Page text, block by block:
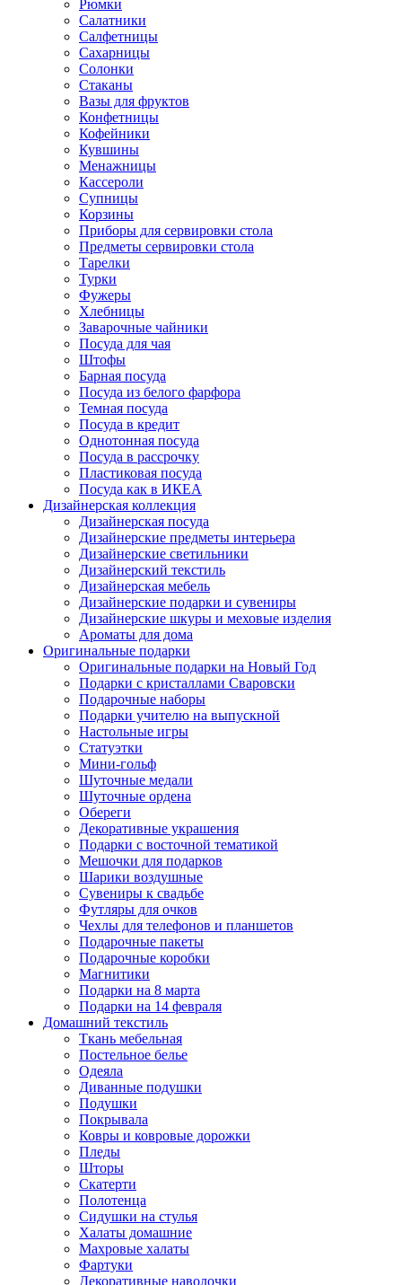
Рюмки
Салатники
Салфетницы
Сахарницы
Солонки
Стаканы
Вазы для фруктов
Конфетницы
Кофейники
Кувшины
Менажницы
Кассероли
Супницы
Корзины
Приборы для сервировки стола
Предметы сервировки стола
Тарелки
Турки
Фужеры
Хлебницы
Заварочные чайники
Посуда для чая
Штофы
Барная посуда
Посуда из белого фарфора
Темная посуда
Посуда в кредит
Однотонная посуда
Посуда в рассрочку
Пластиковая посуда
Посуда как в ИКЕА
Дизайнерская коллекция
Дизайнерская посуда
Дизайнерские предметы интерьера
Дизайнерские светильники
Дизайнерский текстиль
Дизайнерская мебель
Дизайнерские подарки и сувениры
Дизайнерские шкуры и меховые изделия
Ароматы для дома
Оригинальные подарки
Оригинальные подарки на Новый Год
Подарки с кристаллами Сваровски
Подарочные наборы
Подарки учителю на выпускной
Настольные игры
Статуэтки
Мини-гольф
Шуточные медали
Шуточные ордена
Обереги
Декоративные украшения
Подарки с восточной тематикой
Мешочки для подарков
Шарики воздушные
Сувениры к свадьбе
Футляры для очков
Чехлы для телефонов и планшетов
Подарочные пакеты
Подарочные коробки
Магнитики
Подарки на 8 марта
Подарки на 14 февраля
Домашний текстиль
Ткань мебельная
Постельное белье
Одеяла
Диванные подушки
Подушки
Покрывала
Ковры и ковровые дорожки
Пледы
Шторы
Скатерти
Полотенца
Сидушки на стулья
Халаты домашние
Махровые халаты
Фартуки
Декоративные наволочки